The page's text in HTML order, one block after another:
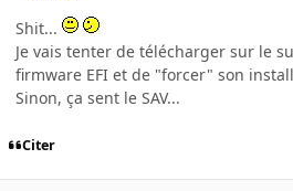
Shit...
Je vais tenter de télécharger sur le
firmware EFI et de "forcer" son
Sinon, ça sent le SAV...
Citer